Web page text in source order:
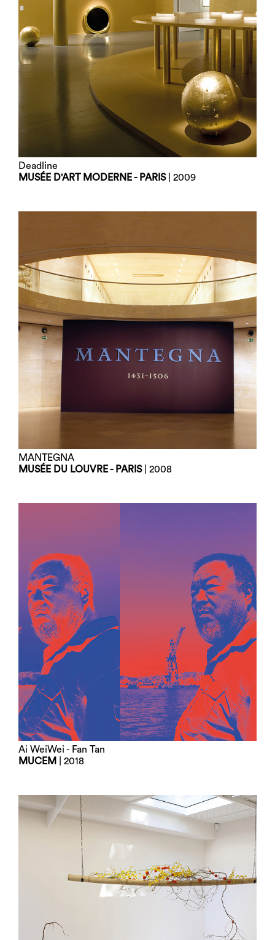
Deadline
MUSÉE D'ART MODERNE - PARIS| 2009
MANTEGNA
MUSÉE DU LOUVRE - PARIS| 2008
Ai WeiWei - Fan Tan
MUCEM
| 2018